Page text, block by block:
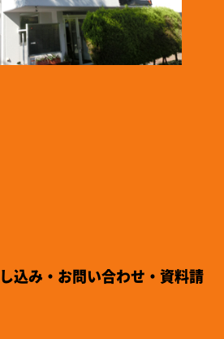
バランス推進企業に認証されました。
notice/9424/
ス」様のお知らせ
28』の販売を、2025年2月10日に開始
info/info-et-28.html
込み・お問い合わせ・資料請